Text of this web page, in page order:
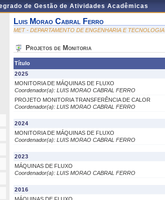
de Gestão de Atividades Acadêmicas
Luis Morao Cabral Ferro
MET - DEPARTAMENTO DE ENGENHARIA E TECNOLOGIA
Projetos de Monitoria
Título
2025
MONITORIA DE MÁQUINAS DE FLUXO
Coordenador(a): LUIS MORAO CABRAL FERRO
PROJETO MONITORIA TRANSFERÊNCIA DE CALOR
Coordenador(a): LUIS MORAO CABRAL FERRO
2024
MONITORIA DE MÁQUINAS DE FLUXO
Coordenador(a): LUIS MORAO CABRAL FERRO
2023
MÁQUINAS DE FLUXO
Coordenador(a): LUIS MORAO CABRAL FERRO
2016